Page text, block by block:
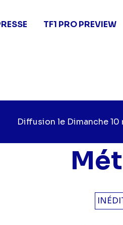
TF1 PRO PREVIEW
Diffusion le Jour
diffusion
Dimanche 10